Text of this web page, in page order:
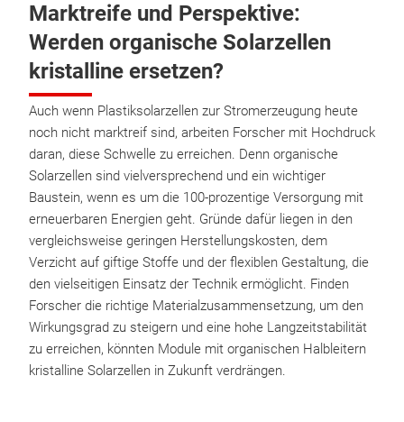
Marktreife und Perspektive:
Werden organische Solarzellen
kristalline ersetzen?
Auch wenn Plastiksolarzellen zur Stromerzeugung heute
noch nicht marktreif sind, arbeiten Forscher mit Hochdruck
daran, diese Schwelle zu erreichen. Denn organische
Solarzellen sind vielversprechend und ein wichtiger
Baustein, wenn es um die 100-prozentige Versorgung mit
erneuerbaren Energien geht. Gründe dafür liegen in den
vergleichsweise geringen Herstellungskosten, dem
Verzicht auf giftige Stoffe und der flexiblen Gestaltung, die
den vielseitigen Einsatz der Technik ermöglicht. Finden
Forscher die richtige Materialzusammensetzung, um den
Wirkungsgrad zu steigern und eine hohe Langzeitstabilität
zu erreichen, könnten Module mit organischen Halbleitern
kristalline Solarzellen in Zukunft verdrängen.